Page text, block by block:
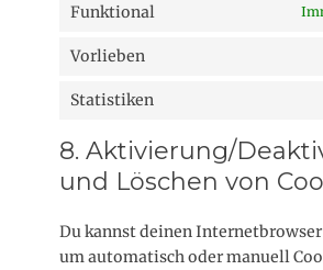
Funktional
Vorlieben
Statistiken
8. Aktivierung/
und Löschen von
Du kannst deinen
um automatisch oder manuell